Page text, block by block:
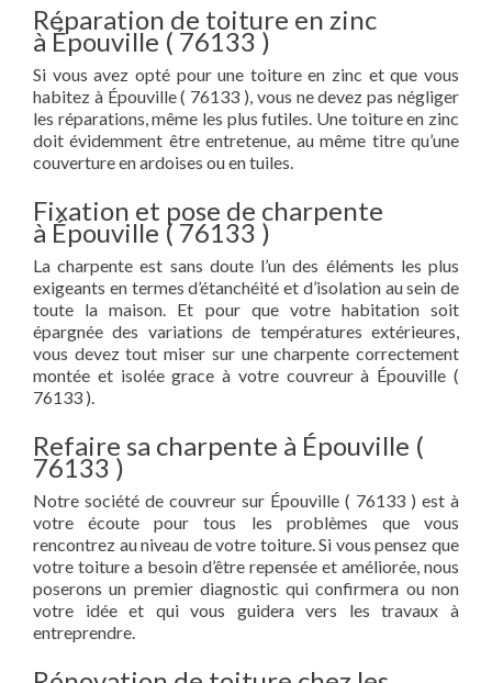
Réparation de toiture en zinc
à Épouville ( 76133 )
Si vous avez opté pour une toiture en zinc et que vous
habitez à Épouville ( 76133 ), vous ne devez pas négliger
les réparations, même les plus futiles. Une toiture en zinc
doit évidemment être entretenue, au même titre qu’une
couverture en ardoises ou en tuiles.
Fixation et pose de charpente
à Épouville ( 76133 )
La charpente est sans doute l’un des éléments les plus
exigeants en termes d’étanchéité et d’isolation au sein de
toute la maison. Et pour que votre habitation soit
épargnée des variations de températures extérieures,
vous devez tout miser sur une charpente correctement
montée et isolée grace à votre couvreur à Épouville (
76133 ).
Refaire sa charpente à Épouville (
76133 )
Notre société de couvreur sur Épouville ( 76133 ) est à
votre écoute pour tous les problèmes que vous
rencontrez au niveau de votre toiture. Si vous pensez que
votre toiture a besoin d’être repensée et améliorée, nous
poserons un premier diagnostic qui confirmera ou non
votre idée et qui vous guidera vers les travaux à
entreprendre.